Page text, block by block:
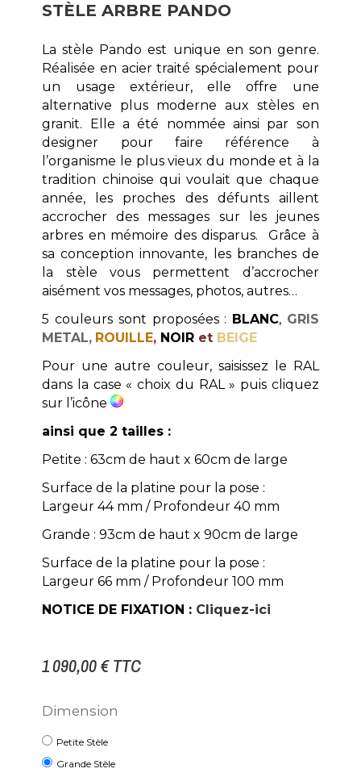
STÈLE ARBRE PANDO
La stèle Pando est unique en son genre.
Réalisée en acier traité spécialement pour
un usage extérieur, elle offre une
alternative plus moderne aux stèles en
granit. Elle a été nommée ainsi par son
designer pour faire référence à
l’organisme le plus vieux du monde et à la
tradition chinoise qui voulait que chaque
année, les proches des défunts aillent
accrocher des messages sur les jeunes
arbres en mémoire des disparus.Grâce à
sa conception innovante, les branches de
la stèle vous permettent d’accrocher
aisément vos messages, photos, autres…
5 couleurs sont proposées : BLANC, GRIS
METAL, ROUILLE, NOIR et BEIGE
Pour une autre couleur, saisissez le RAL
dans la case « choix du RAL » puis cliquez
sur l’icône
ainsi que 2 tailles :
Petite : 63cm de haut x 60cm de large
Surface de la platine pour la pose :
Largeur 44 mm / Profondeur 40 mm
Grande : 93cm de haut x 90cm de large
Surface de la platine pour la pose :
Largeur 66 mm / Profondeur 100 mm
NOTICE DE FIXATION : Cliquez-ici
1 090,00 €TTC
Dimension
Petite Stèle
Grande Stèle